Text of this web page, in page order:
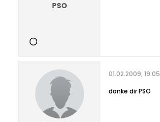
PSO
01.02.2009, 19:05
danke dir PSO